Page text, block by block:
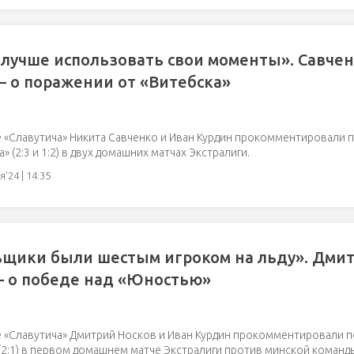
использовать свои моменты».
о поражении от «Витебска»
Никита Савченко и Иван Курдин прокомментировали
(2:3 и 1:2) в двух домашних матчах Экстралиги.
| 14:35
были шестым игроком на льду».
о победе над «Юностью»
Дмитрий Носков и Иван Курдин прокомментировали
в первом домашнем матче Экстралиги против минской